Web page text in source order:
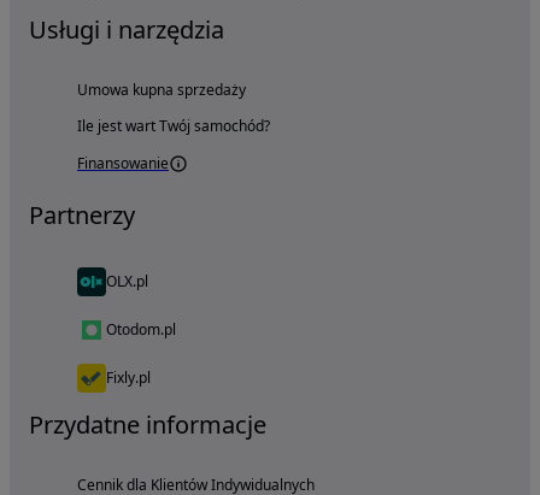
Usługi i narzędzia
Umowa kupna sprzedaży
Ile jest wart Twój samochód?
Finansowanie
Partnerzy
OLX.pl
Otodom.pl
Fixly.pl
Przydatne informacje
Cennik dla Klientów Indywidualnych